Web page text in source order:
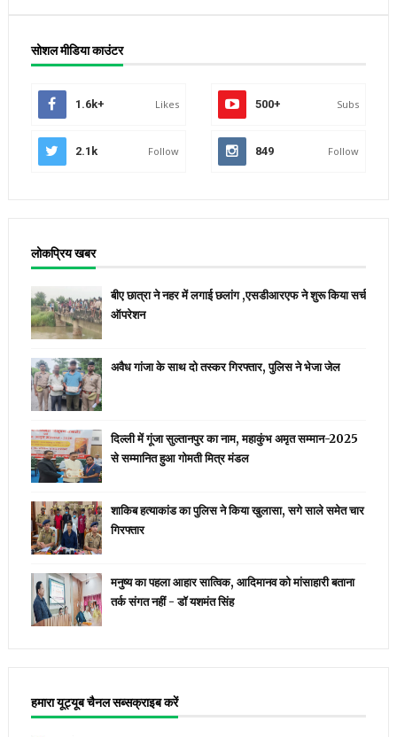
सोशल मीडिया काउंटर
1.6k+ Likes 500+ Subs
2.1k Follow 849 Follow
लोकप्रिय खबर
बीए छात्रा ने नहर में लगाई छलांग ,एसडीआरएफ ने शुरू किया सर्च
ऑपरेशन
अवैध गांजा के साथ दो तस्कर गिरफ्तार, पुलिस ने भेजा जेल
दिल्ली में गूंजा सुल्तानपुर का नाम, महाकुंभ अमृत सम्मान-2025
से सम्मानित हुआ गोमती मित्र मंडल
शाकिब हत्याकांड का पुलिस ने किया खुलासा, सगे साले समेत चार
गिरफ्तार
मनुष्य का पहला आहार सात्विक, आदिमानव को मांसाहारी बताना
तर्क संगत नहीं - डॉ यशमंत सिंह
हमारा यूट्यूब चैनल सब्सक्राइब करें